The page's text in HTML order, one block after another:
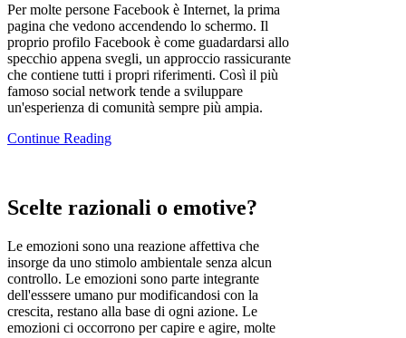
Per molte persone Facebook è Internet, la prima
pagina che vedono accendendo lo schermo. Il
proprio profilo Facebook è come guadardarsi allo
specchio appena svegli, un approccio rassicurante
che contiene tutti i propri riferimenti. Così il più
famoso social network tende a sviluppare
un'esperienza di comunità sempre più ampia.
Continue Reading
Scelte razionali o emotive?
Le emozioni sono una reazione affettiva che
insorge da uno stimolo ambientale senza alcun
controllo. Le emozioni sono parte integrante
dell'esssere umano pur modificandosi con la
crescita, restano alla base di ogni azione. Le
emozioni ci occorrono per capire e agire, molte